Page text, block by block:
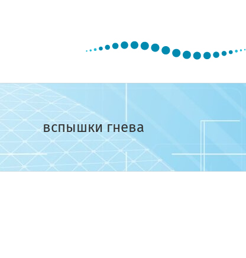
вспышки гнева